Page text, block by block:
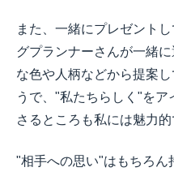
また、一緒にプレゼント
グプランナーさんが一緒
な色や人柄などから提案
うで、"私たちらしく"を
さるところも私には魅力的
"相手への思い"はもちろん